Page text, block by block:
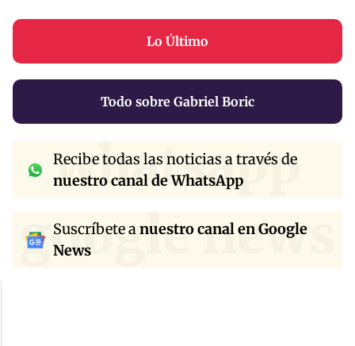
Lo Último
Todo sobre Gabriel Boric
whatsapp
Recibe todas las noticias a través de
nuestro canal de WhatsApp
google news
Suscríbete anuestro canal en Google
News